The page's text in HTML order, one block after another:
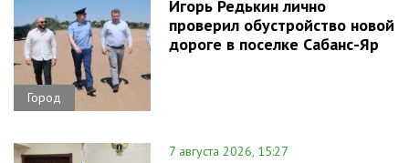
Город
Игорь Редькин лично
проверил обустройство новой
дороге в поселке Сабанс-Яр
7 августа 2026, 15:27